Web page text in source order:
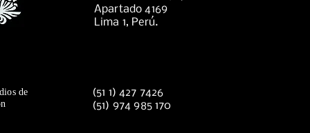
Apartado 4169
Lima 1, Perú.
de
(51 1) 427 7426
(51) 974 985 170